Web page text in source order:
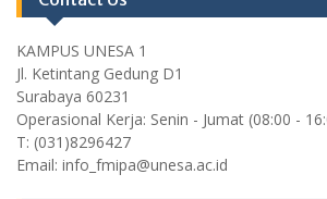
KAMPUS UNESA 1
Jl. Ketintang Gedung D1
Surabaya 60231
Operasional Kerja: Senin - Jumat (08:00 -
T: (031)8296427
Email: info_fmipa@unesa.ac.id